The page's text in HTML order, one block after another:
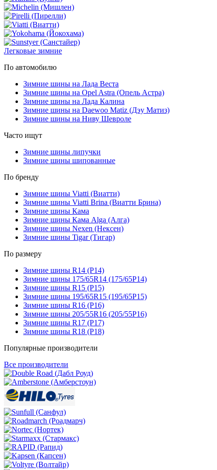
Легковые зимние
По автомобилю
Зимние шины на Лада Веста
Зимние шины на Opel Astra (Опель Астра)
Зимние шины на Лада Калина
Зимние шины на Daewoo Matiz (Дэу Матиз)
Зимние шины на Ниву Шевроле
Часто ищут
Зимние шины липучки
Зимние шины шипованные
По бренду
Зимние шины Viatti (Виатти)
Зимние шины Viatti Brina (Виатти Брина)
Зимние шины Кама
Зимние шины Кама Alga (Алга)
Зимние шины Nexen (Нексен)
Зимние шины Tigar (Тигар)
По размеру
Зимние шины R14 (Р14)
Зимние шины 175/65R14 (175/65Р14)
Зимние шины R15 (Р15)
Зимние шины 195/65R15 (195/65Р15)
Зимние шины R16 (Р16)
Зимние шины 205/55R16 (205/55Р16)
Зимние шины R17 (Р17)
Зимние шины R18 (Р18)
Популярные производители
Все производители